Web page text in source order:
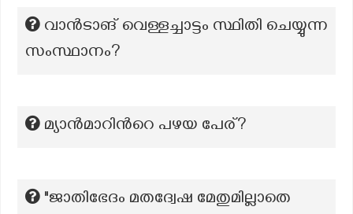
വാൻടാങ് വെള്ളച്ചാട്ടം സ്ഥിതി ചെയ്യുന്ന
സംസ്ഥാനം?
മ്യാന്‍മാറിന്‍റെ പഴയ പേര്?
"ജാതിഭേദം മതദ്വേഷ മേതുമില്ലാതെ